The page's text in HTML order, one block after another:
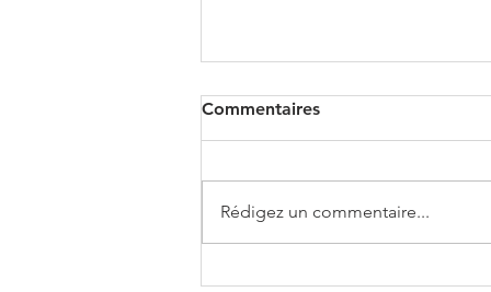
CUPRA FORMENTOR
Commentaires
Rédigez un commentaire...